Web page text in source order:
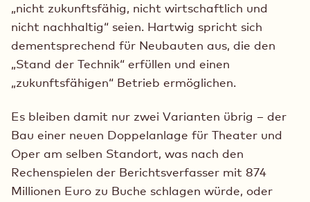
„nicht zukunftsfähig, nicht wirtschaftlich und
nicht nachhaltig“ seien. Hartwig spricht sich
dementsprechend für Neubauten aus, die den
„Stand der Technik“ erfüllen und einen
„zukunftsfähigen“ Betrieb ermöglichen.
Es bleiben damit nur zwei Varianten übrig – der
Bau einer neuen Doppelanlage für Theater und
Oper am selben Standort, was nach den
Rechenspielen der Berichtsverfasser mit 874
Millionen Euro zu Buche schlagen würde, oder